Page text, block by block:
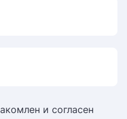
и согласен